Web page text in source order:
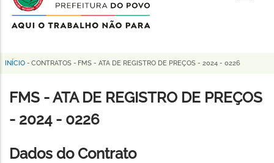
de
Horizonte
Trilha
de
navegação
INÍCIO - CONTRATOS - FMS - ATA DE REGISTRO DE PREÇOS - 2024 - 0226
FMS - ATA DE REGISTRO DE PREÇOS
- 2024 - 0226
Dados do Contrato